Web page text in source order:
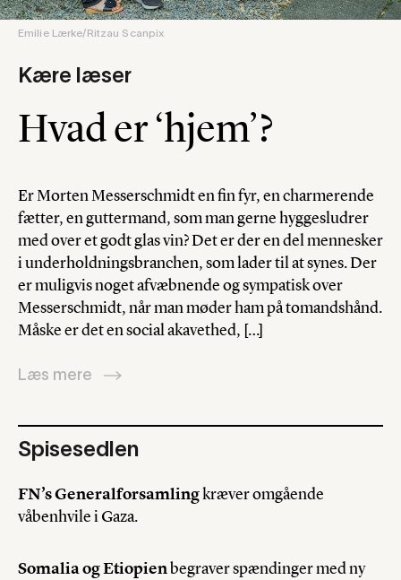
Emilie Lærke/Ritzau Scanpix
Kære læser
Hvad er ‘hjem’?
Er Morten Messerschmidt en fin fyr, en charmerende
fætter, en guttermand, som man gerne hyggesludrer
med over et godt glas vin? Det er der en del mennesker
i underholdningsbranchen, som lader til at synes. Der
er muligvis noget afvæbnende og sympatisk over
Messerschmidt, når man møder ham på tomandshånd.
Måske er det en social akavethed, […]
Læs mere
Spisesedlen
FN’s Generalforsamlingkræver omgående
våbenhvile i Gaza.
Somalia og Etiopienbegraver spændinger med ny